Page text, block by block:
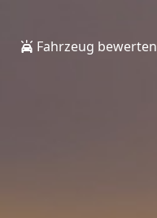
Fahrzeug bewerten